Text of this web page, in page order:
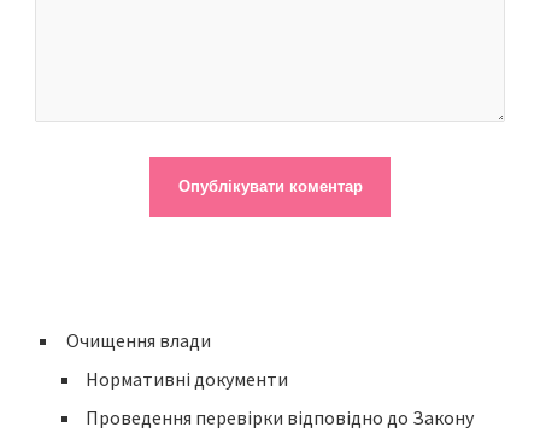
Очищення влади
Нормативні документи
Проведення перевірки відповідно до Закону